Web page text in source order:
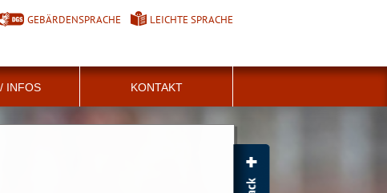
GEBÄRDENSPRACHE LEICHTE SPRACHE
INFOS KONTAKT